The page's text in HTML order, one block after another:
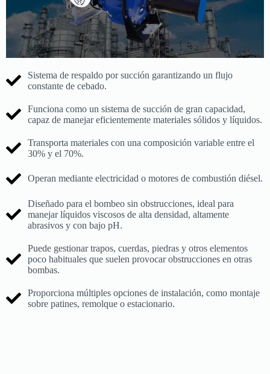
Sistema de respaldo por succión garantizando un flujo
constante de cebado.
Funciona como un sistema de succión de gran capacidad,
capaz de manejar eficientemente materiales sólidos y líquidos.
Transporta materiales con una composición variable entre el
30% y el 70%.
Operan mediante electricidad o motores de combustión diésel.
Diseñado para el bombeo sin obstrucciones, ideal para
manejar líquidos viscosos de alta densidad, altamente
abrasivos y con bajo pH.
Puede gestionar trapos, cuerdas, piedras y otros elementos
poco habituales que suelen provocar obstrucciones en otras
bombas.
Proporciona múltiples opciones de instalación, como montaje
sobre patines, remolque o estacionario.